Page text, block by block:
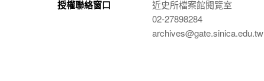
授權聯絡窗口
近史所檔案館閱覽室
02-27898284
archives@gate.sinica.edu.tw